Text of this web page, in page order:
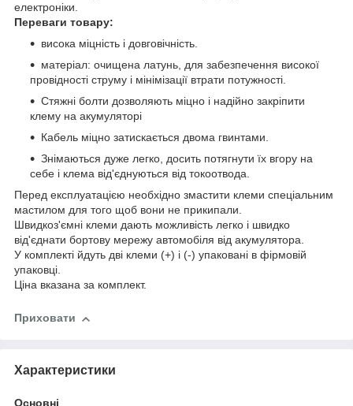
електроніки.
Переваги товару:
висока міцність і довговічність.
матеріал: очищена латунь, для забезпечення високої
провідності струму і мінімізації втрати потужності.
Стяжні болти дозволяють міцно і надійно закріпити
клему на акумуляторі
Кабель міцно затискається двома гвинтами.
Знімаються дуже легко, досить потягнути їх вгору на
себе і клема від'єднуються від токоотвода.
Перед експлуатацією необхідно змастити клеми спеціальним
мастилом для того щоб вони не прикипали.
Швидкоз'ємні клеми дають можливість легко і швидко
від'єднати бортову мережу автомобіля від акумулятора.
У комплекті йдуть дві клеми (+) і (-) упаковані в фірмовій
упаковці.
Ціна вказана за комплект.
Приховати
Характеристики
Основні